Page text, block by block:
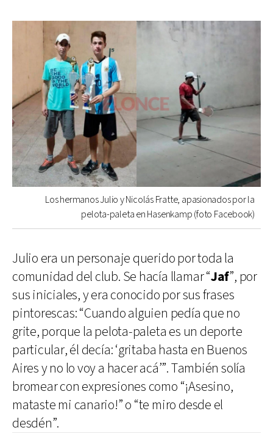
Los hermanos Julio y Nicolás Fratte, apasionados por la
pelota-paleta en Hasenkamp (foto Facebook)
Julio era un personaje querido por toda la
comunidad del club. Se hacía llamar “Jaf”, por
sus iniciales, y era conocido por sus frases
pintorescas: “Cuando alguien pedía que no
grite, porque la pelota-paleta es un deporte
particular, él decía: ‘gritaba hasta en Buenos
Aires y no lo voy a hacer acá’”. También solía
bromear con expresiones como “¡Asesino,
mataste mi canario!” o “te miro desde el
desdén”.